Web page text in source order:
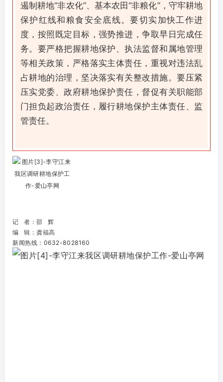
遏制耕地“非农化”、基本农田“非粮化”，守牢耕地
保护红线和粮食安全底线。要切实加快工作进
度，按照既定目标，强势推进，争取早日完成任
务。要严格把握耕地保护、执法监督和属地管理
等相关政策，严格落实主体责任，重视对违法乱
占耕地的治理，坚决落实有关整改措施。要压紧
压实党委、政府耕地保护责任，督促有关职能部
门担负起政治责任，履行耕地保护主体责任、监
管责任。
记 者：邵 辉
编 辑：龚福高
新闻热线：0632-8028160